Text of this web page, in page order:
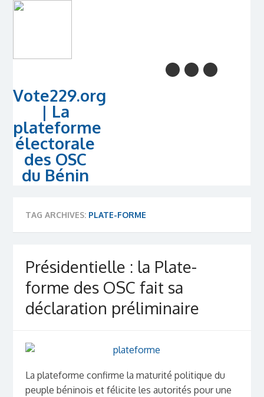
Vote229.org
| La
plateforme
électorale
des OSC
du Bénin
TAG ARCHIVES: PLATE-FORME
Présidentielle : la Plate-
forme des OSC fait sa
déclaration préliminaire
La plateforme confirme la maturité politique du
peuple béninois et félicite les autorités pour une